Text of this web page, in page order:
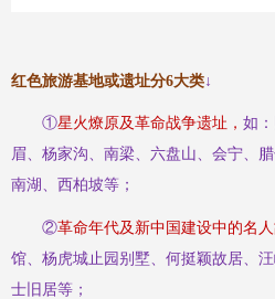
红色旅游基地或遗址分6大类↓
①星火燎原及革命战争遗址， 如
眉、杨家沟、南梁、六盘山、会宁、
南湖、西柏坡等；
②革命年代及新中国建设中的名
馆、杨虎城止园别墅、何挺颖故居、
士旧居等；